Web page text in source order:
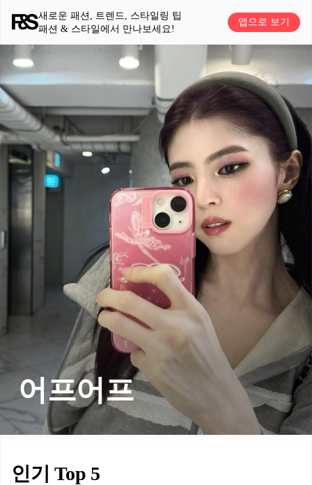
새로운 패션, 트렌드, 스타일링 팁
패션 & 스타일에서 만나보세요!
앱으로 보기
어프어프
인기 Top 5